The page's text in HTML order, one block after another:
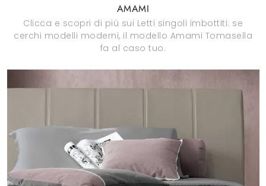
AMAMI
Clicca e scopri di più sui Letti singoli imbottiti: se
cerchi modelli moderni, il modello Amami Tomasella
fa al caso tuo.